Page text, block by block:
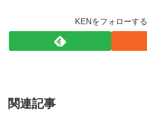
KENをフォローする
関連記事